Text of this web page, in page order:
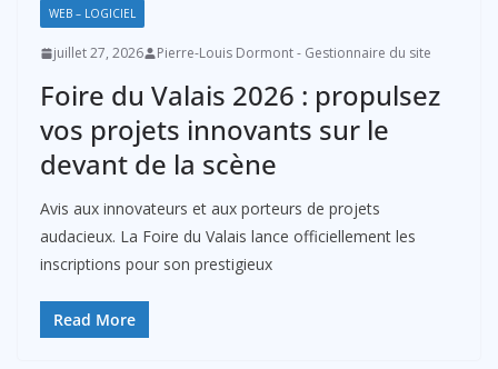
WEB – LOGICIEL
juillet 27, 2026 Pierre-Louis Dormont - Gestionnaire du site
Foire du Valais 2026 : propulsez
vos projets innovants sur le
devant de la scène
Avis aux innovateurs et aux porteurs de projets
audacieux. La Foire du Valais lance officiellement les
inscriptions pour son prestigieux
Read More